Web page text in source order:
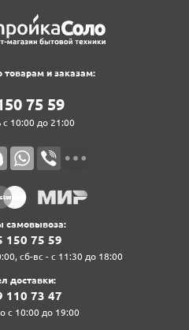
товарам и заказам:
7‍5‍ 5‍9‍
10:00 до 21:00
самовывоза:
1‍5‍0‍ 7‍5‍ 5‍9‍
сб-вс - с 11:30 до 18:00
доставки:
1‍1‍0‍ 7‍3‍ 4‍7‍
с 10:00 до 19:00